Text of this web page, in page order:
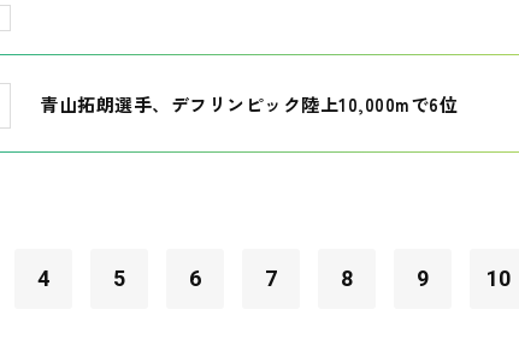
青山拓朗選手、デフリンピック陸上10,000mで6位
4 5 6 7 8 9 10